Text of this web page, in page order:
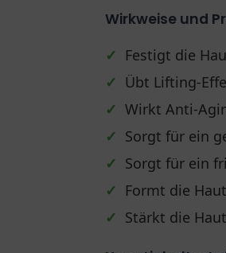
Wirkweise und
✓ Festigt die
✓ Übt Lifting-
✓ Wirkt Anti-
✓ Sorgt für ein
✓ Sorgt für ein
✓ Formt die Haut
✓ Stärkt die Haut